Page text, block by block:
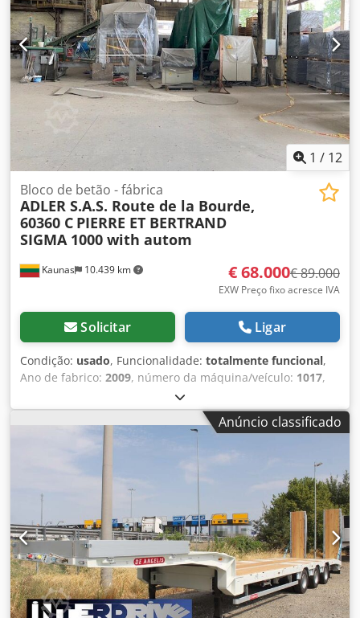
1 / 12
Kaunas 10.439 km
Bloco de betão - fábrica
ADLER S.A.S. Route de la Bourde,
60360 C PIERRE ET BERTRAND
SIGMA 1000 with autom
€ 68.000€ 89.000
EXW Preço fixo acresce IVA
Solicitar Ligar
Condição: usado, Funcionalidade: totalmente funcional,
Ano de fabrico: 2009, número da máquina/veículo: 1017,
Linha de produção usada para blocos de betão (e argila
expandida). A linha foi utilizada para produzir blocos de
betão com argila expandida. A partir de 2023-08, a linha
deixou de estar em funcionamento, tendo sido preservada.
Linha de blocos em ordem: - 2 pcs. pequenos silos (com
vibro, com abas pneumo). - Transportador de
abastecimento de matéria-prima para a tremonha de
pesagem. - Tremonha de pesagem. - Transportador de
alimentação de matéria-prima da tremonha de pesagem
para o misturador. - Misturador FK Machinery (Polónia,
2022, capacidade do balde 1200 l, potência do motor 18,5
kW). - Transportador para alimentar a mistura do
misturador para a prensa vibratória SIGMA 1000. - Prensa
vibratória SIGMA 1000: Marca de tipo: PIERRE ET
Anúncio classificado